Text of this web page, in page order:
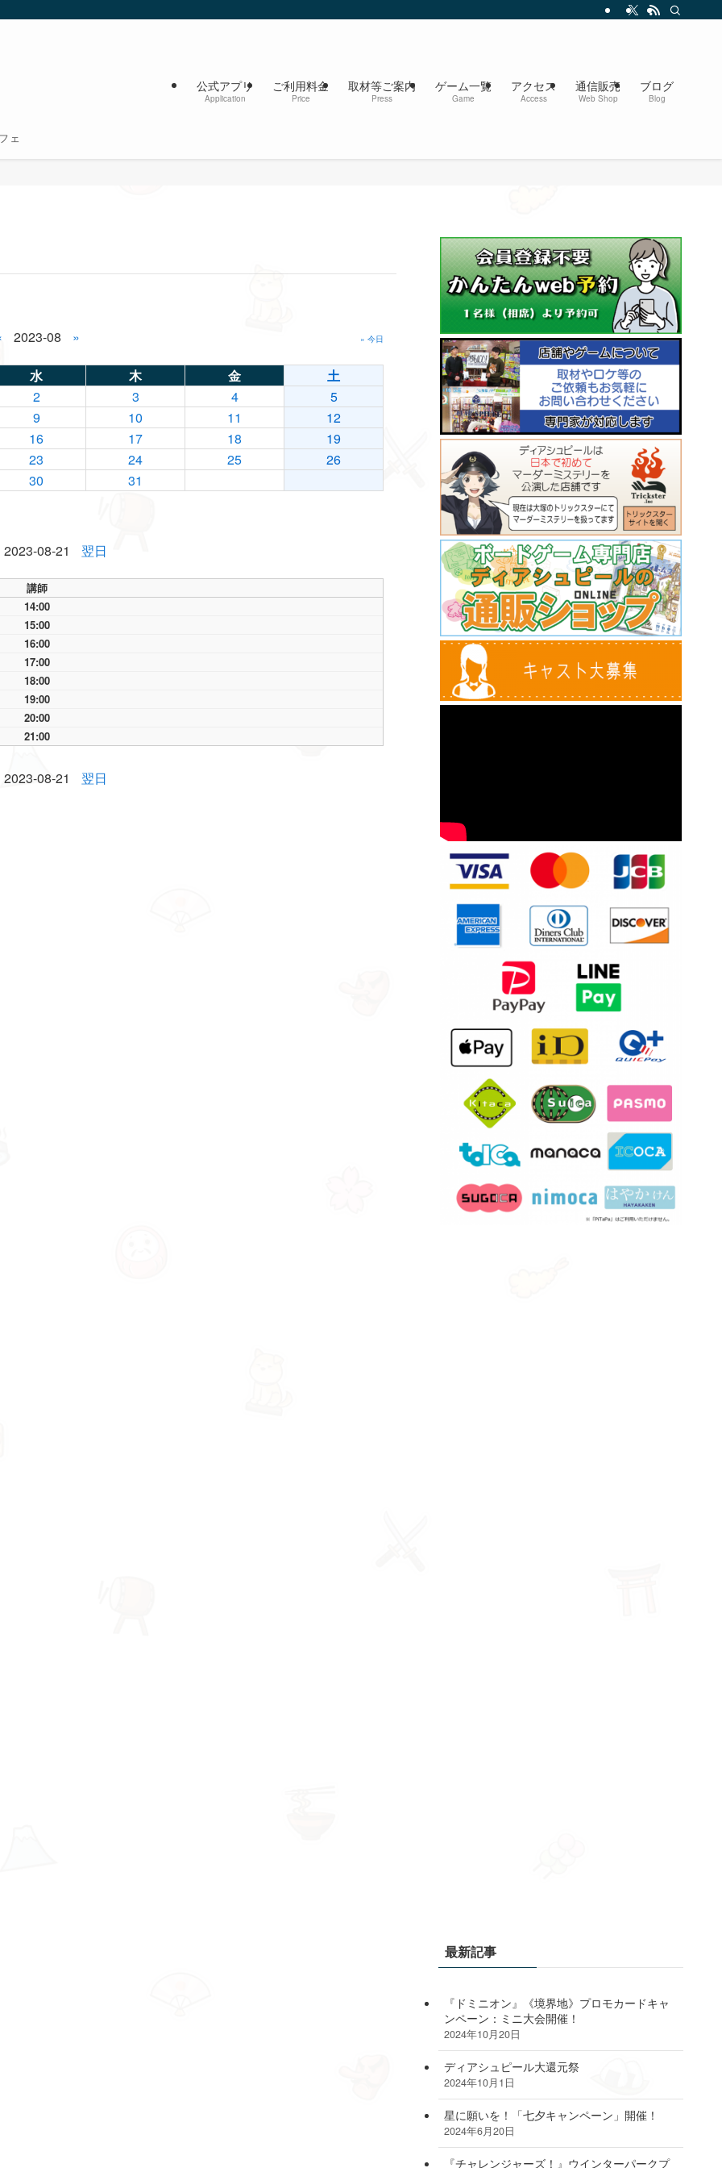
ェ
公式アプリ
Application
ご利用料金
Price
取材等ご案内
Press
ゲーム一覧
Game
アクセス
Access
通信販売
Web Shop
ブログ
Blog
2023-08 » » 今日
水 木 金
土
2
3 4
5
9
10 11
12
16
17 18
19
23
24 25
26
30
31
2023-08-21 翌日
講師
14:00
15:00
16:00
17:00
18:00
19:00
20:00
21:00
2023-08-21 翌日
最新記事
『ドミニオン』《境界地》プロモカードキャ
ンペーン：ミニ大会開催！
2024年10月20日
ディアシュピール大還元祭
2024年10月1日
星に願いを！「七夕キャンペーン」開催！
2024年6月20日
『チャレンジャーズ！』ウインターパークプ